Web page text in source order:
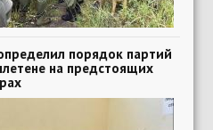
порядок партий
на предстоящих